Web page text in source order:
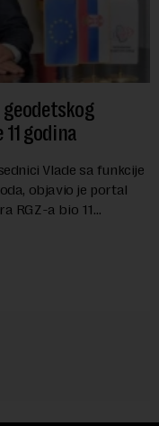
godina
Vlade sa funkcije
objavio je portal
RGZ-a bio 11